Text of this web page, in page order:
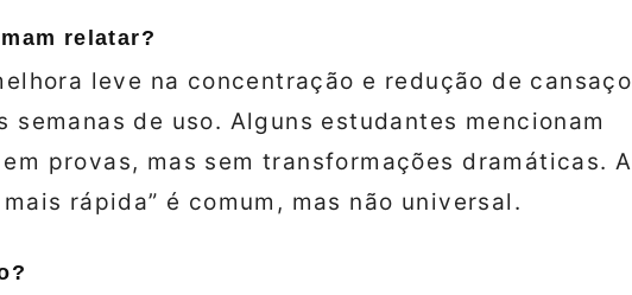
relatar?
leve na concentração e redução de cansaço
semanas de uso. Alguns estudantes mencionam
provas, mas sem transformações dramáticas. A
rápida” é comum, mas não universal.